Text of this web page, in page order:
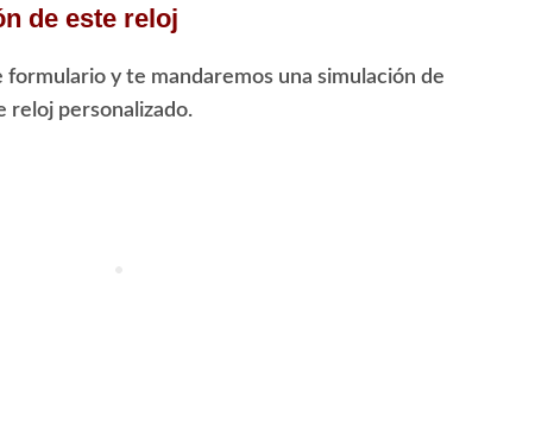
de este reloj
formulario y te mandaremos una simulación de
reloj personalizado.